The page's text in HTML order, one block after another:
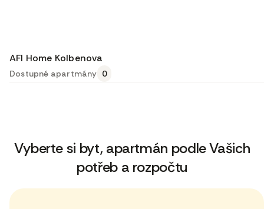
AFI Home Kolbenova
Dostupné apartmány 0
Vyberte si byt, apartmán podle Vašich
potřeb a rozpočtu